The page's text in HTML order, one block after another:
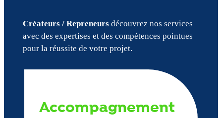
Créateurs / Repreneursdécouvrez nos services
avec des expertises et des compétences pointues
pour la réussite de votre projet.
Accompagnement